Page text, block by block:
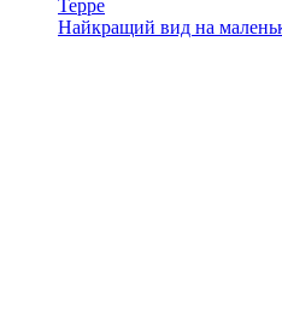
Найкращий вид на